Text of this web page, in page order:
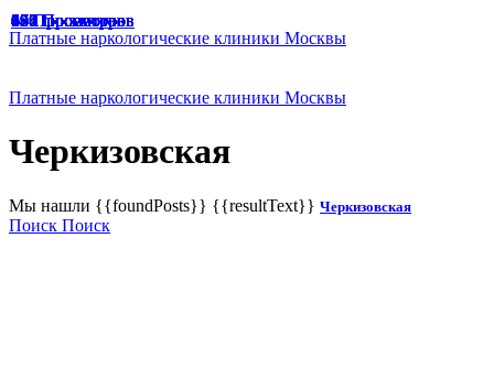
Платные наркологические клиники Москвы
Платные наркологические клиники Москвы
Черкизовская
Мы нашли {{foundPosts}} {{resultText}} Черкизовская
Поиск Поиск
49 Просмотров
47 Просмотров
33 Просмотра
65 Просмотров
67 Просмотров
166 Просмотров
125 Просмотров
136 Просмотров
187 Просмотров
174 Просмотра
129 Просмотров
191 Просмотр
94 Просмотра
45 Просмотров
64 Просмотра
69 Просмотров
65 Просмотров